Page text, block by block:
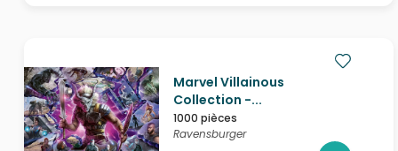
Marvel Villainous
Collection -...
1000 pièces
Ravensburger